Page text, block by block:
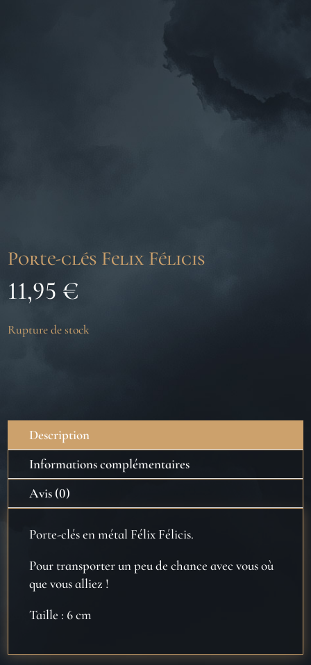
Porte-clés Felix Félicis
11,95 €
Rupture de stock
Description
Informations complémentaires
Avis (0)
Porte-clés en métal Félix Félicis.
Pour transporter un peu de chance avec vous où
que vous alliez !
Taille : 6 cm